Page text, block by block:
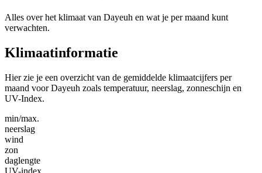
Alles over het klimaat van Dayeuh en wat je per maand kunt
verwachten.
Klimaatinformatie
Hier zie je een overzicht van de gemiddelde klimaatcijfers per
maand voor Dayeuh zoals temperatuur, neerslag, zonneschijn en
UV-Index.
min/max.
neerslag
wind
zon
daglengte
UV-index